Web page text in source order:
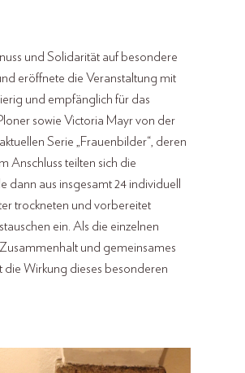
und Solidarität auf besondere
eröffnete die Veranstaltung mit
und empfänglich für das
sowie Victoria Mayr von der
Serie „Frauenbilder“, deren
Anschluss teilten sich die
dann aus insgesamt 24 individuell
trockneten und vorbereitet
ein. Als die einzelnen
und gemeinsames
die Wirkung dieses besonderen